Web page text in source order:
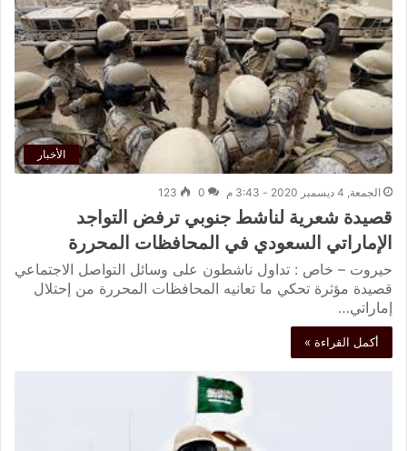
الأخبار
الجمعة, 4 ديسمبر 2020 - 3:43 م 0
123
قصيدة شعرية لناشط جنوبي ترفض التواجد
الإماراتي السعودي في المحافظات المحررة
حيروت – خاص : تداول ناشطون على وسائل التواصل الاجتماعي
قصيدة مؤثرة تحكي ما تعانيه المحافظات المحررة من إحتلال
إماراتي…
أكمل القراءة »